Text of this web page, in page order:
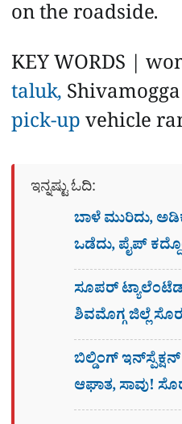
on the roadside.
KEY WORDS |
taluk,
pick-upvehicle
ಇನ್ನಷ್ಟು ಓದಿ:
ಬಾಳೆ ಮುರಿದು,
ಒಡೆದು, ಪೈಪ್​
ಸೂಪ‌ರ್
ಶಿವಮೊಗ್ಗ ಜಿಲ್ಲೆ
ಬಿಲ್ಡಿಂಗ್
ಆಘಾತ, ಸಾವು!